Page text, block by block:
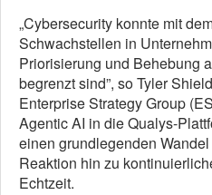
„Cybersecurity konnte mit
Schwachstellen in
Priorisierung und Behebung
begrenzt sind”, so Tyler
Enterprise Strategy Group
Agentic AI in die Qualys-
einen grundlegenden
Reaktion hin zu
Echtzeit.